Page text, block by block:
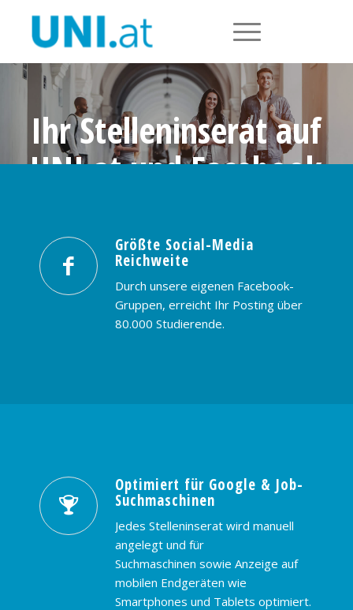
Ihr Stelleninserat auf
UNI.at und Facebook
PREISE & BUCHUNG KONTAKT
Größte Social-Media
Reichweite
Durch unsere eigenen Facebook-
Gruppen, erreicht Ihr Posting über
80.000 Studierende.
Optimiert für Google & Job-
Suchmaschinen
Jedes Stelleninserat wird manuell
angelegt und für
Suchmaschinen sowie Anzeige auf
mobilen Endgeräten wie
Smartphones und Tablets optimiert.